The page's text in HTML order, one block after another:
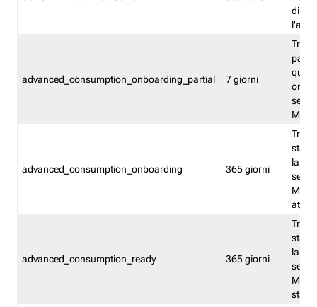
advanced_consumption_onboarding_partial 7 giorni
advanced_consumption_onboarding 365 giorni
stata
la
advanced_consumption_ready 365 giorni
stata
la
stato